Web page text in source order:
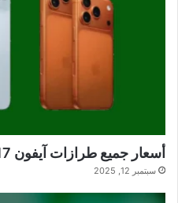
أسعار جميع طرازات آيفون 17 في سوريا
سبتمبر 12, 2025